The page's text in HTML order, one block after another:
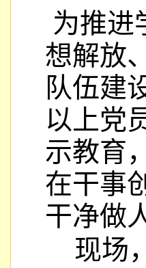
为推进
想解放
队伍建
以上党
示教育
在干事
干净做
现场